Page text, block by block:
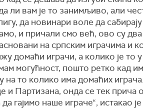
ли вам је то занимљиво, али
да новинари воле да
и причали смо већ, ово су
на српским играчима и
домаћи играчи, а колико је то
могућност, пошто ретко кад
на то колико има домаћих
и Партизана, онда се тек
гајимо наше играче“, истакао